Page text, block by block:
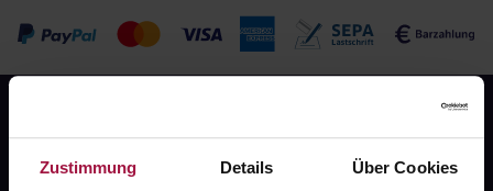
Zustimmung Details Über Cookies